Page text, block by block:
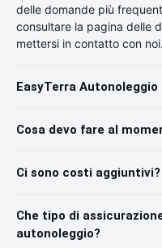
delle domande più
consultare la pagina delle
mettersi in contatto con noi.
EasyTerra Autonoleggio
Cosa devo fare al
Ci sono costi aggiuntivi?
Che tipo di
autonoleggio?